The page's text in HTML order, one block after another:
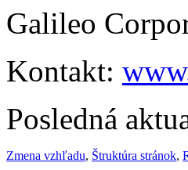
Galileo
Kontakt:
Posledná
Zmena vzhľadu, Štruktúra stránok,